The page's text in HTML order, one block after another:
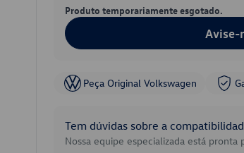
Produto temporariamente esgotado.
Avise-
Peça Original Volkswagen
Tem dúvidas sobre a
Nossa equipe especializada está pronta